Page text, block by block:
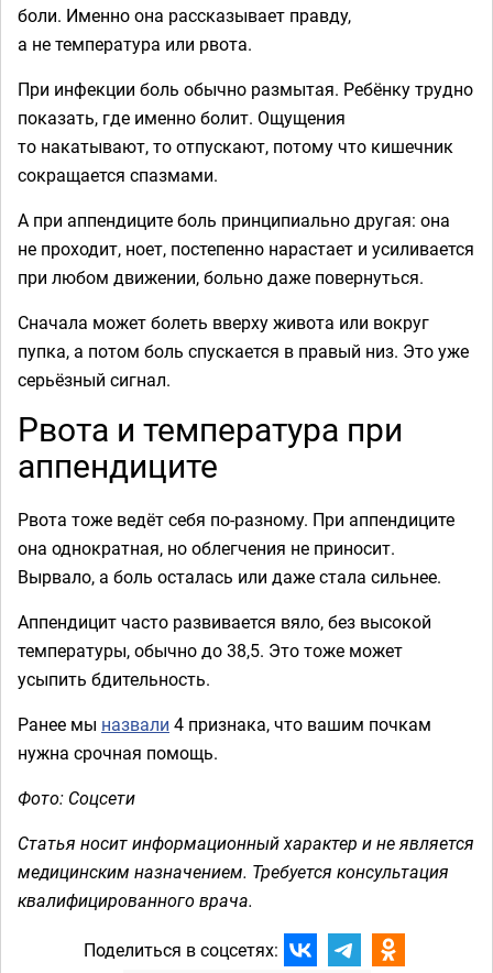
боли. Именно она рассказывает правду,
а не температура или рвота.
При инфекции боль обычно размытая. Ребёнку трудно
показать, где именно болит. Ощущения
то накатывают, то отпускают, потому что кишечник
сокращается спазмами.
А при аппендиците боль принципиально другая: она
не проходит, ноет, постепенно нарастает и усиливается
при любом движении, больно даже повернуться.
Сначала может болеть вверху живота или вокруг
пупка, а потом боль спускается в правый низ. Это уже
серьёзный сигнал.
Рвота и температура при
аппендиците
Рвота тоже ведёт себя по-разному. При аппендиците
она однократная, но облегчения не приносит.
Вырвало, а боль осталась или даже стала сильнее.
Аппендицит часто развивается вяло, без высокой
температуры, обычно до 38,5. Это тоже может
усыпить бдительность.
Ранее мы назвали 4 признака, что вашим почкам
нужна срочная помощь.
Фото: Соцсети
Статья носит информационный характер и не является
медицинским назначением. Требуется консультация
квалифицированного врача.
Поделиться в соцсетях: